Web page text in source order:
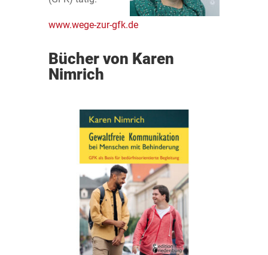
www.wege-zur-gfk.de
Bücher von Karen
Nimrich